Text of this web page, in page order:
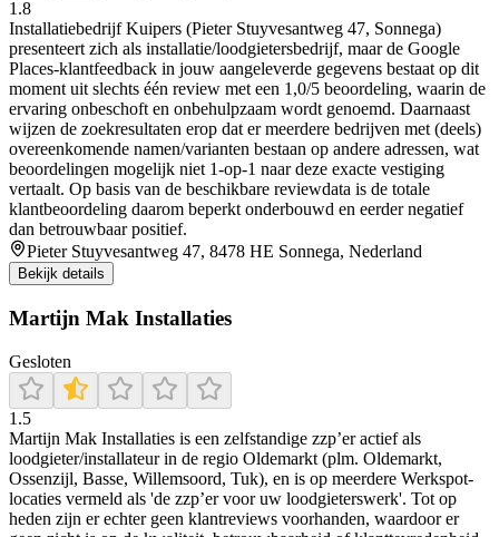
1.8
Installatiebedrijf Kuipers (Pieter Stuyvesantweg 47, Sonnega)
presenteert zich als installatie/loodgietersbedrijf, maar de Google
Places-klantfeedback in jouw aangeleverde gegevens bestaat op dit
moment uit slechts één review met een 1,0/5 beoordeling, waarin de
ervaring onbeschoft en onbehulpzaam wordt genoemd. Daarnaast
wijzen de zoekresultaten erop dat er meerdere bedrijven met (deels)
overeenkomende namen/varianten bestaan op andere adressen, wat
beoordelingen mogelijk niet 1-op-1 naar deze exacte vestiging
vertaalt. Op basis van de beschikbare reviewdata is de totale
klantbeoordeling daarom beperkt onderbouwd en eerder negatief
dan betrouwbaar positief.
Pieter Stuyvesantweg 47, 8478 HE Sonnega, Nederland
Bekijk details
Martijn Mak Installaties
Gesloten
1.5
Martijn Mak Installaties is een zelfstandige zzp’er actief als
loodgieter/installateur in de regio Oldemarkt (plm. Oldemarkt,
Ossenzijl, Basse, Willemsoord, Tuk), en is op meerdere Werkspot-
locaties vermeld als 'de zzp’er voor uw loodgieterswerk'. Tot op
heden zijn er echter geen klantreviews voorhanden, waardoor er